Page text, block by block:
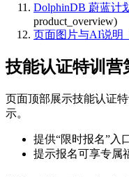
DolphinDB 蔚蓝计
product_overview)
页面图片与AI说明
技能认证特训营
页面顶部展示技能认证
示。
提供“限时报名”入
提示报名可享专属